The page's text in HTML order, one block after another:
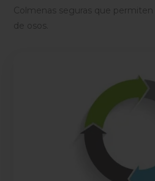
Colmenas seguras que
de osos.